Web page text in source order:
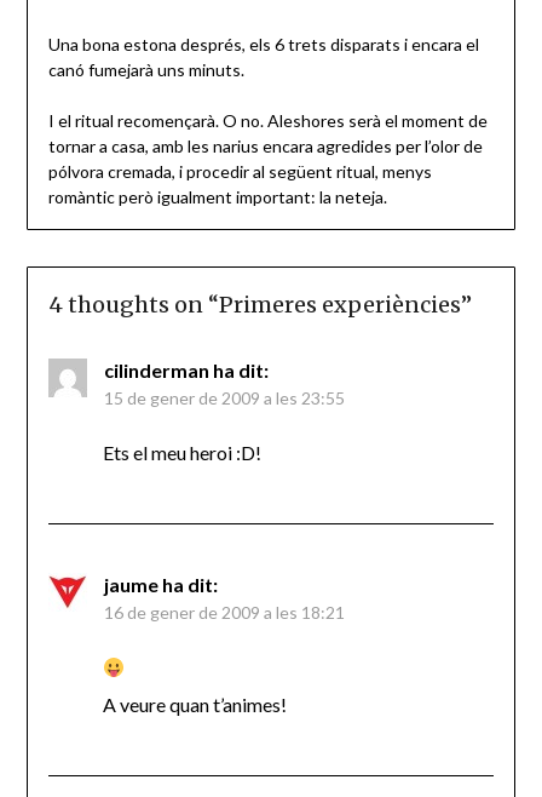
Una bona estona després, els 6 trets disparats i encara el
canó fumejarà uns minuts.
I el ritual recomençarà. O no. Aleshores serà el moment de
tornar a casa, amb les narius encara agredides per l’olor de
pólvora cremada, i procedir al següent ritual, menys
romàntic però igualment important: la neteja.
4 thoughts on “Primeres experiències”
cilinderman ha dit:
15 de gener de 2009 a les 23:55
Ets el meu heroi :D!
jaume ha dit:
16 de gener de 2009 a les 18:21
A veure quan t’animes!